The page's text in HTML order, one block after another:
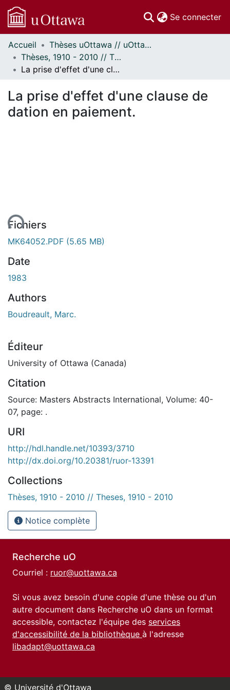
Se connecter
Communautés
et collections
Parcourir
À propos
Accueil
Thèses uOttawa // uOttawa Theses
Thèses, 1910 - 2010 // Theses, 1910 - 2010
La prise d'effet d'une clause de dation en paiement.
La prise d'effet d'une clause de
dation en paiement.
Fichiers
MK64052.PDF (5.65 MB)
Date
1983
Authors
Boudreault, Marc.
Éditeur
University of Ottawa (Canada)
Citation
Source: Masters Abstracts International, Volume: 40-
07, page: .
URI
http://hdl.handle.net/10393/3710
http://dx.doi.org/10.20381/ruor-13391
Collections
Thèses, 1910 - 2010 // Theses, 1910 - 2010
Notice complète
Recherche uO
Courriel : ruor@uottawa.ca
Si vous avez besoin d'une copie d'une thèse ou d'un
autre document dans Recherche uO dans un format
accessible, contactez l'équipe des services
d'accessibilité de la bibliothèque à l'adresse
libadapt@uottawa.ca
© Université d'Ottawa